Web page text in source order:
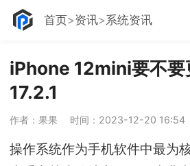
首页 资讯 系统资讯
iPhone 12mini要不要
17.2.1
作者：果果 时间：2023-12-20 16:54
操作系统作为手机软件中最为